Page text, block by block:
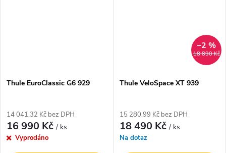
Thule EuroClassic G6 929
14 041,32 Kč bez DPH
16 990 Kč/ ks
Vyprodáno
18 890 Kč
–2 %
Thule VeloSpace XT 939
15 280,99 Kč bez DPH
18 490 Kč/ ks
Na dotaz